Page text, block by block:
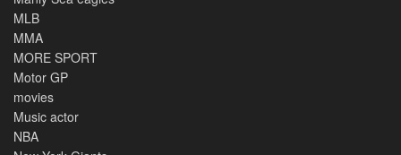
MLB
MMA
MORE SPORT
Motor GP
movies
Music actor
NBA